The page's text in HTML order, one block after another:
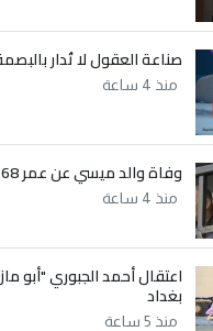
صناعة العقول لا تُدار
منذ 4 ساعة
وفاة والد ميسي عن عمر 68 عاما في الأرجنتين
منذ 4 ساعة
اعتقال أحمد الجبوري "أبو
بغداد
منذ 5 ساعة